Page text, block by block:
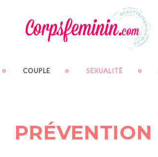
COUPLE SEXUALITÉ
PRÉVENTION